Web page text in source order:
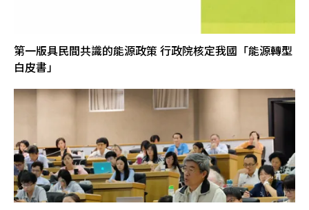
第一版具民間共識的能源政策 行政院核定我國「能源轉型
白皮書」